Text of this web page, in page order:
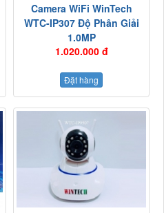
Camera WiFi WinTech
WTC-IP307 Độ Phân Giải
1.0MP
1.020.000 đ
Đặt hàng